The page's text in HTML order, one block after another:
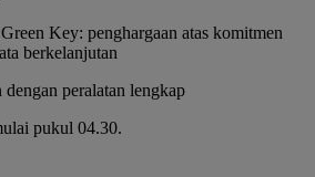
Key: penghargaan atas komitmen
berkelanjutan
dengan peralatan lengkap
pukul 04.30.